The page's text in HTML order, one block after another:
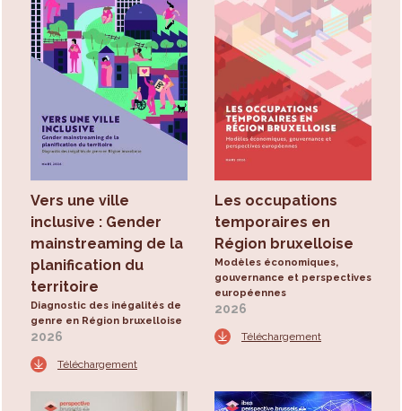
Vers une ville
inclusive : Gender
mainstreaming de la
planification du
territoire
Diagnostic des inégalités de
genre en Région bruxelloise
2026
Téléchargement
Les occupations
temporaires en
Région bruxelloise
Modèles économiques,
gouvernance et perspectives
européennes
2026
Téléchargement